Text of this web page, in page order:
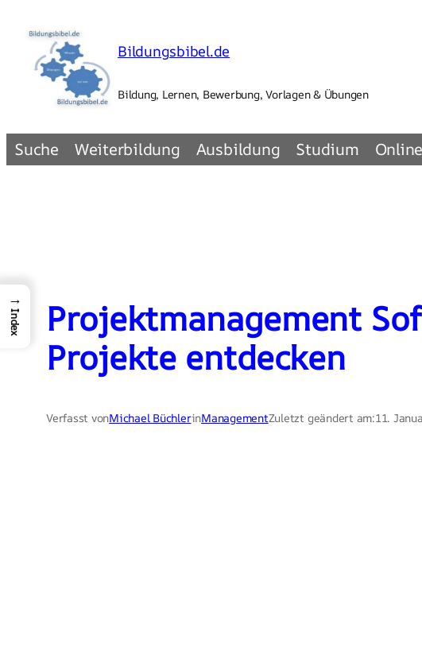
Inhalt
springen
Bildungsbibel.de
Bildung, Lernen, Bewerbung, Vorlagen & Übungen
Suche Weiterbildung Ausbildung Studium
Projektmanagement
Projekte entdecken
Verfasst vonMichael BüchlerinManagementZuletzt geändert am:11.
→
Index